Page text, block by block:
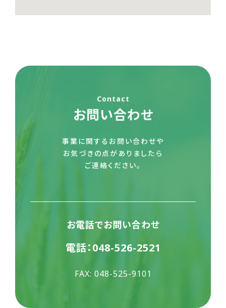
Contact
お問い合わせ
事業に関するお問い合わせや
お気づきの点がありましたら
ご連絡ください。
お電話でお問い合わせ
電話：048-526-2521
FAX: 048-525-9101